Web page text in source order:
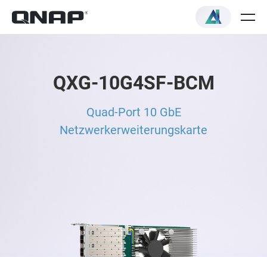
QXG-10G4SF-BCM
Quad-Port 10 GbE
Netzwerkerweiterungskarte